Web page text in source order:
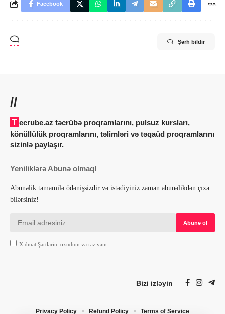
Facebook
Şərh bildir
//
Tecrube.az təcrübə proqramlarını, pulsuz kursları,
könüllülük proqramlarını, təlimləri və təqaüd proqramlarını
sizinlə paylaşır.
Yeniliklərə Abunə olmaq!
Abunəlik tamamilə ödənişsizdir və istədiyiniz zaman abunəlikdən çıxa
bilərsiniz!
Xidmət Şərtlərini oxudum və razıyam
Bizi izləyin
Privacy Policy Refund Policy Terms of Service